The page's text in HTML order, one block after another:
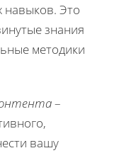
навыков. Это
знания
методики
–
вашу